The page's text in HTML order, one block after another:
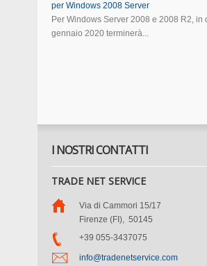
per Windows 2008 Server
Per Windows Server 2008 e 2008 R2, in
gennaio 2020 terminerà...
I NOSTRI CONTATTI
TRADE NET SERVICE
Via di Cammori 15/17
Firenze (FI), 50145
+39 055-3437075
info@tradenetservice.com